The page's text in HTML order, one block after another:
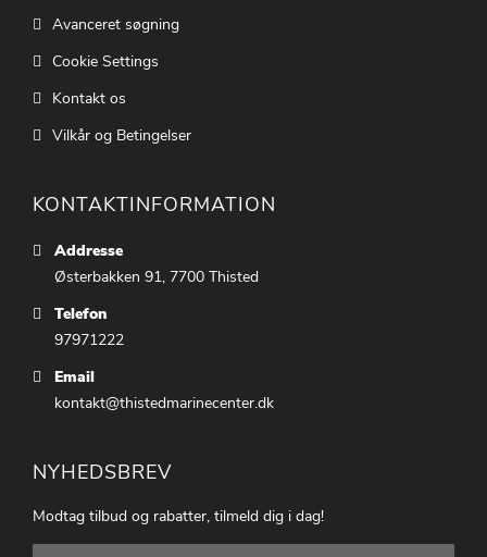
Avanceret søgning
Cookie Settings
Kontakt os
Vilkår og Betingelser
KONTAKTINFORMATION
Addresse
Østerbakken 91, 7700 Thisted
Telefon
97971222
Email
kontakt@thistedmarinecenter.dk
NYHEDSBREV
Modtag tilbud og rabatter, tilmeld dig i dag!
Tilmeld